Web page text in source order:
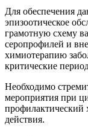
Для обеспечения
эпизоотическое
грамотную схему
серопрофилей и
химиотерапию
критические
Необходимо
мероприятия при
профилактический
действия.